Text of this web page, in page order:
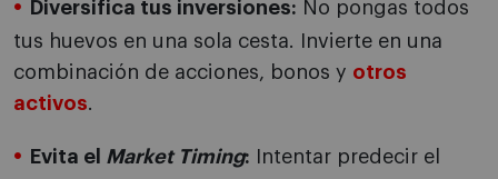
Diversifica tus inversiones: No pongas todos
tus huevos en una sola cesta. Invierte en una
combinación de acciones, bonos y otros
activos.
Evita el Market Timing: Intentar predecir el